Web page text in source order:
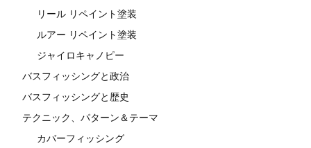
リール リペイント塗装
ルアー リペイント塗装
ジャイロキャノピー
バスフィッシングと政治
バスフィッシングと歴史
テクニック、パターン＆テーマ
カバーフィッシング